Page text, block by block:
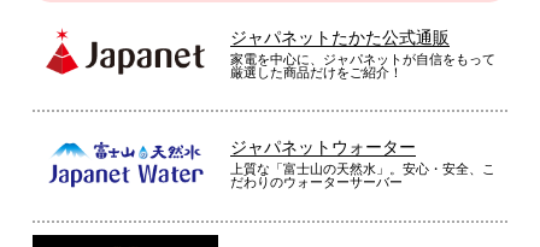
ジャパネットたかた公式通販
家電を中心に、ジャパネットが自信をもって
厳選した商品だけをご紹介！
ジャパネットウォーター
上質な「富士山の天然水」。安心・安全、こ
だわりのウォーターサーバー